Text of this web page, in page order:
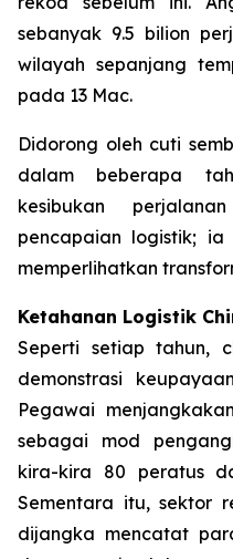
sebanyak 9.5 bilion
wilayah sepanjang
pada 13 Mac.
Didorong oleh cuti
dalam beberapa
kesibukan
pencapaian logistik;
memperlihatkan
Ketahanan Logistik
Seperti setiap tahun,
demonstrasi
Pegawai
sebagai mod
kira-kira 80 peratus
Sementara itu, sektor
dijangka mencatat